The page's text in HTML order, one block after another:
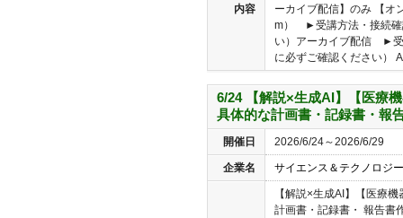
内容
ーカイブ配信】のみ 【オ
m） ►受講方法・接続確
い）アーカイブ配信 ►受
に必ずご確認ください）
6/24 【解説×生成AI】【医療
具体的な計画書・記録書・報
開催日 2026/6/24～2026/6/29
企業名 サイエンス＆テクノロジ
【解説×生成AI】【医療
計画書・記録書・ 報告書